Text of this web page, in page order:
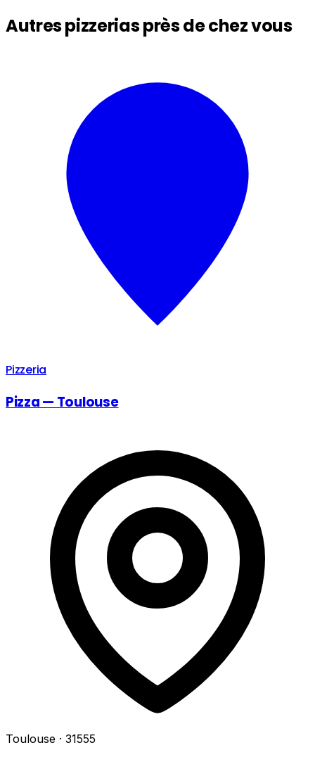
Autres pizzerias près de chez vous
Pizzeria
Pizza — Toulouse
Toulouse · 31555